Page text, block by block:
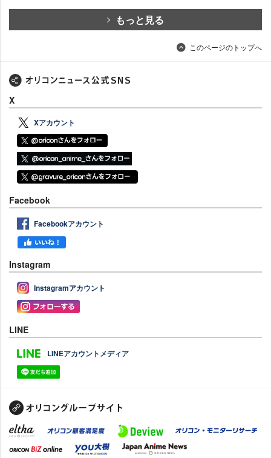
もっと見る
このページのトップへ
X
Xアカウント
Facebook
Facebookアカウント
Instagram
Instagramアカウント
LINE
LINEアカウントメディア